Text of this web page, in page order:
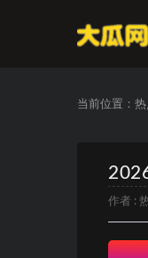
当前位置： 热
作者 :